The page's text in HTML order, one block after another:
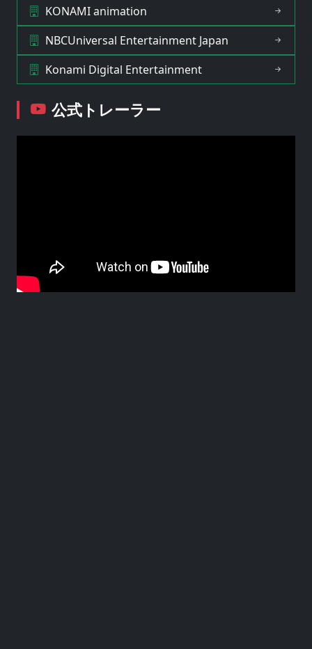
KONAMI animation
NBCUniversal Entertainment Japan
Konami Digital Entertainment
公式トレーラー